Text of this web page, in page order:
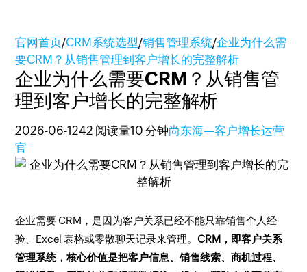
官网首页/CRM系统选型/销售管理系统/企业为什么需
要CRM？从销售管理到客户增长的完整解析
企业为什么需要CRM？从销售管
理到客户增长的完整解析
2026-06-1242 阅读量10 分钟尚东海—客户增长运营
官
企业需要 CRM，是因为客户关系已经不能只靠销售个人经
验、Excel 表格或零散聊天记录来管理。CRM，即客户关系
管理系统，核心价值是把客户信息、销售线索、商机过程、